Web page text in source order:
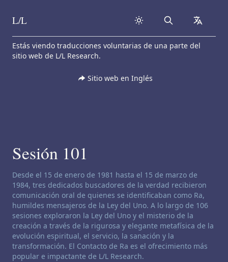
Skip to content
L/L Search
Estás viendo traducciones voluntarias de una parte del
sitio web de L/L Research.
Sitio web en Inglés
Sesión 101
Descargo de responsabilidad de canalización:
Desde el 15 de enero de 1981 hasta el 15 de marzo de
1984, tres dedicados buscadores de la verdad recibieron
comunicación oral de quienes se identificaban como Ra,
humildes mensajeros de la Ley del Uno. A lo largo de 106
sesiones exploraron la Ley del Uno y el misterio de la
creación a través de la rigurosa y elegante metafísica de la
evolución espiritual, el servicio, la sanación y la
transformación. El Contacto de Ra es el ofrecimiento más
popular e impactante de L/L Research.